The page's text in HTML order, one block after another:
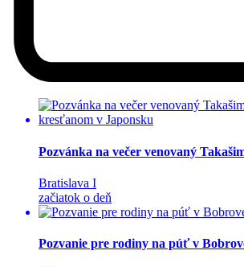
Pozvánka na večer venovaný
Bratislava I
začiatok o deň
Pozvanie pre rodiny na púť v